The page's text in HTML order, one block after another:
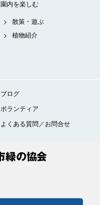
園内を楽しむ
散策・遊ぶ
植物紹介
ブログ
ボランティア
よくある質問／お問合せ